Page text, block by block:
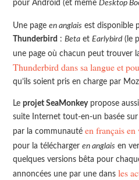
pour Android (et mêmeDesktop
Une pageen anglais est disponible
Thunderbird :Beta etEarlybird(le
une page où chacun peut trouver
Thunderbird dans sa langue et
qu’ils soient pris en charge par
Leprojet SeaMonkeypropose
suite Internet tout-en-un basée
par la communautéen français
pour la téléchargeren anglais en
quelques versions bêta pour
annoncées une par une dansles